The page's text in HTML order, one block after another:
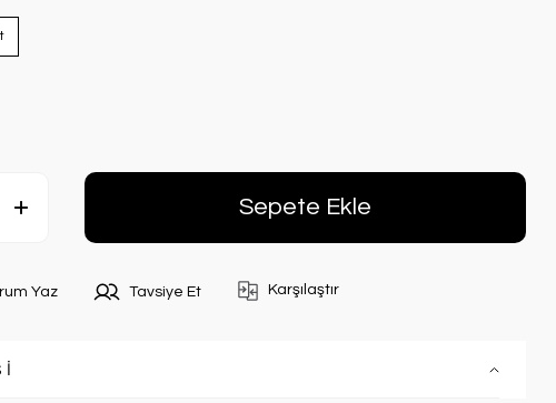
Sepete Ekle
Yaz Tavsiye Et Karşılaştır